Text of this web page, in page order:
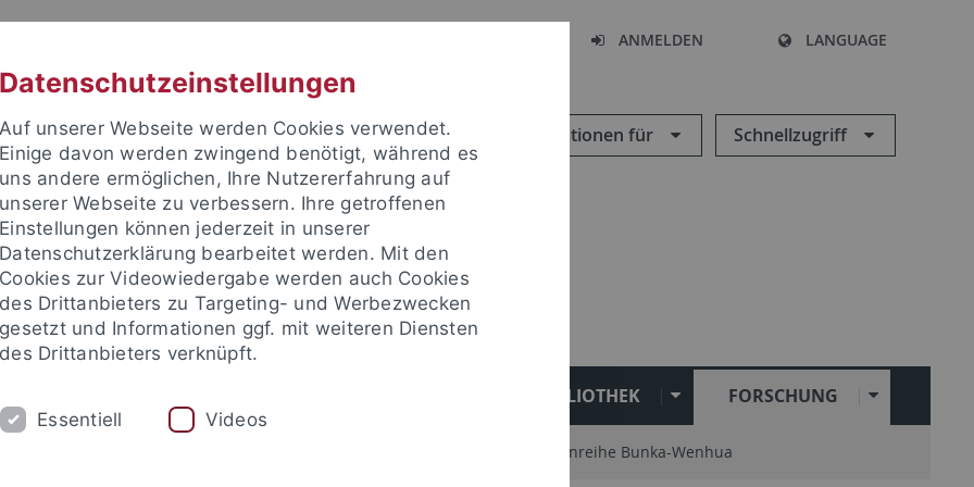
ANMELDEN LANGUAGE
Informationen für Schnellzugriff
BIBLIOTHEK FORSCHUNG
Schriftenreihe Bunka-Wenhua
Datenschutzeinstellungen
Auf unserer Webseite werden Cookies verwendet.
Einige davon werden zwingend benötigt, während es
uns andere ermöglichen, Ihre Nutzererfahrung auf
unserer Webseite zu verbessern. Ihre getroffenen
Einstellungen können jederzeit in unserer
Datenschutzerklärung bearbeitet werden. Mit den
Cookies zur Videowiedergabe werden auch Cookies
des Drittanbieters zu Targeting- und Werbezwecken
gesetzt und Informationen ggf. mit weiteren Diensten
des Drittanbieters verknüpft.
Essentiell Videos